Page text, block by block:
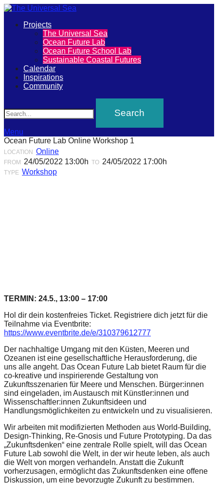
The
Universal
Sea
Join
our
movement
to
push
positive
futures
spread
sustainable
solutions
against
major
Anthropogenic
problems.
Art
can
a
catalyst
for
change,
Primary
Projects
The Universal Sea
Ocean Future Lab
Ocean Future School Lab
Sustainable Coastal Futures
Calendar
Inspirations
Community
Menu
Ocean Future Lab Online Workshop 1
LOCATION Online
FROM 24/05/2022 13:00h TO 24/05/2022 17:00h
TYPE Workshop
TERMIN: 24.5., 13:00 – 17:00
Hol dir dein kostenfreies Ticket. Registriere dich jetzt für die
Teilnahme via Eventbrite:
https://www.eventbrite.de/e/310379612777
Der nachhaltige Umgang mit den Küsten, Meeren und
Ozeanen ist eine gesellschaftliche Herausforderung, die
uns alle angeht. Das Ocean Future Lab bietet Raum für die
co-kreative und inspirierende Gestaltung von
Zukunftsszenarien für Meere und Menschen. Bürger:innen
sind eingeladen, im Austausch mit Künstler:innen und
Wissenschaftler:innen Zukunftsideen und
Handlungsmöglichkeiten zu entwickeln und zu visualisieren.
Wir arbeiten mit modifizierten Methoden aus World-Building,
Design-Thinking, Re-Gnosis und Future Prototyping. Da das
„Zukunftsdenken“ eine zentrale Rolle spielt, will das Ocean
Future Lab sowohl die Welt, in der wir heute leben, als auch
die Welt von morgen verhandeln. Anstatt die Zukunft
vorherzusagen, ermöglicht das Zukunftsdenken eine offene
Diskussion, um eine bevorzugte Zukunft zu bestimmen.